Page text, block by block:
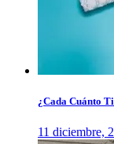
¿Cada Cuánto
11 diciembre,